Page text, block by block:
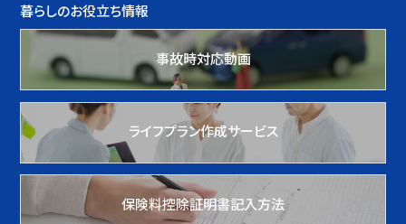
暮らしのお役立ち情報
事故時対応動画
ライフプラン作成サービス
保険料控除証明書記入方法